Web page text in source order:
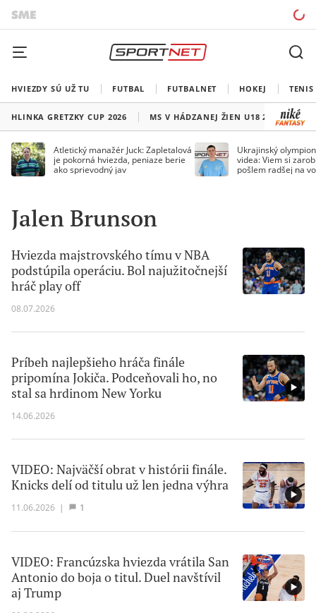
HVIEZDY SÚ UŽ TU FUTBAL FUTBALNET HOKEJ TENIS
HLINKA GRETZKY CUP 2026 MS V HÁDZANEJ ŽIEN U18 2026
Atletický manažér Juck: Zapletalová
je pokorná hviezda, peniaze berie
ako sprievodný jav
Ukrajinský
videa: Viem si
pošlem radšej na
Jalen Brunson
Hviezda majstrovského tímu v NBA
podstúpila operáciu. Bol najužitočnejší
hráč play off
08.07.2026
Príbeh najlepšieho hráča finále
pripomína Jokiča. Podceňovali ho, no
stal sa hrdinom New Yorku
14.06.2026
VIDEO: Najväčší obrat v histórii finále.
Knicks delí od titulu už len jedna výhra
11.06.2026 | 1
VIDEO: Francúzska hviezda vrátila San
Antonio do boja o titul. Duel navštívil
aj Trump